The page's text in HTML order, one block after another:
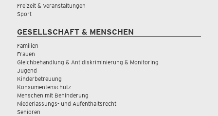
Freizeit & Veranstaltungen
Sport
GESELLSCHAFT & MENSCHEN
Familien
Frauen
Gleichbehandlung & Antidiskriminierung & Monitoring
Jugend
Kinderbetreuung
Konsumentenschutz
Menschen mit Behinderung
Niederlassungs- und Aufenthaltsrecht
Senioren